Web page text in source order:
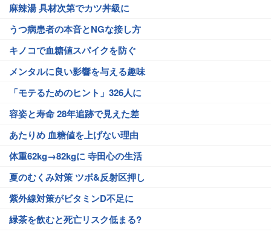
麻辣湯 具材次第でカツ丼級に
うつ病患者の本音とNGな接し方
キノコで血糖値スパイクを防ぐ
メンタルに良い影響を与える趣味
「モテるためのヒント」326人に
容姿と寿命 28年追跡で見えた差
あたりめ 血糖値を上げない理由
体重62kg→82kgに 寺田心の生活
夏のむくみ対策 ツボ&反射区押し
紫外線対策がビタミンD不足に
緑茶を飲むと死亡リスク低まる?